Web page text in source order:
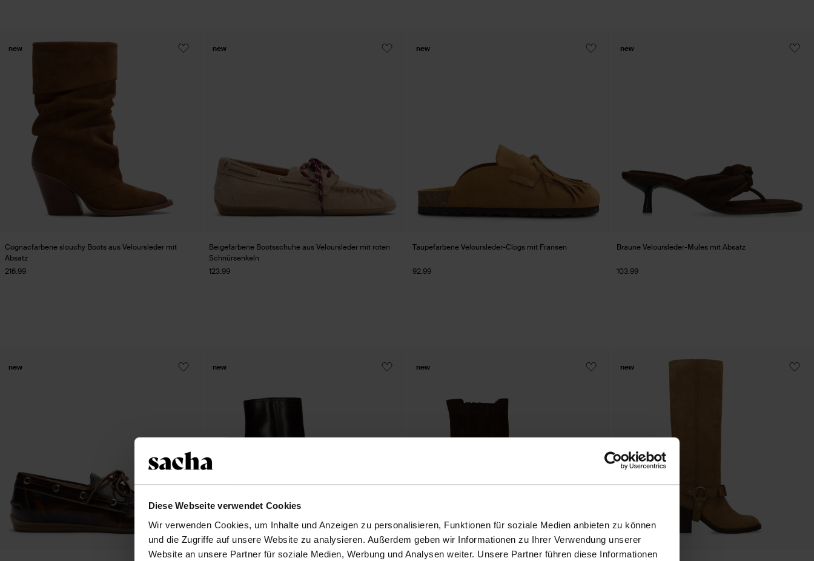
Diese Webseite verwendet Cookies
Wir verwenden Cookies, um Inhalte und Anzeigen zu personalisieren, Funktionen für soziale Medien anbieten zu können
und die Zugriffe auf unsere Website zu analysieren. Außerdem geben wir Informationen zu Ihrer Verwendung unserer
Website an unsere Partner für soziale Medien, Werbung und Analysen weiter. Unsere Partner führen diese Informationen
Cognacfarbene slouchy Boots aus Veloursleder mit
Absatz
216.99
new
Beigefarbene Bootsschuhe aus Veloursleder mit roten
Schnürsenkeln
123.99
new
Taupefarbene Veloursleder-Clogs mit Fransen
92.99
new
Braune Veloursleder-Mules mit Absatz
103.99
new
new new new new